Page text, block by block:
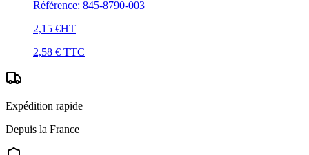
Référence: 845-8790-003
2,15 €HT
2,58 € TTC
Expédition rapide
Depuis la France